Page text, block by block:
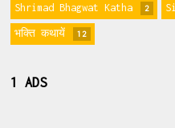
Shrimad Bhagwat Katha 2
भक्ति कथायें 12
1 ADS